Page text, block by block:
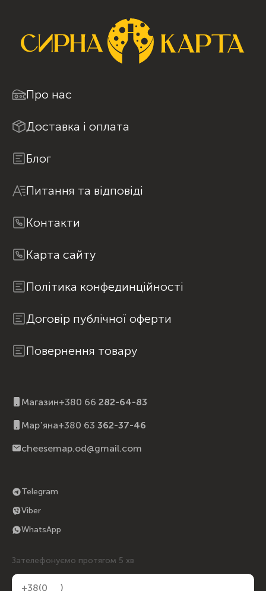
Про нас
Доставка і оплата
Блог
Питання та відповіді
Контакти
Карта сайту
Політика конфединційності
Договір публічної оферти
Повернення товару
Telegram
Viber
WhatsApp
Зателефонуємо протягом 5 хв
Магазин+380 66 282-64-83
Марʼяна+380 63 362-37-46
cheesemap.od@gmail.com